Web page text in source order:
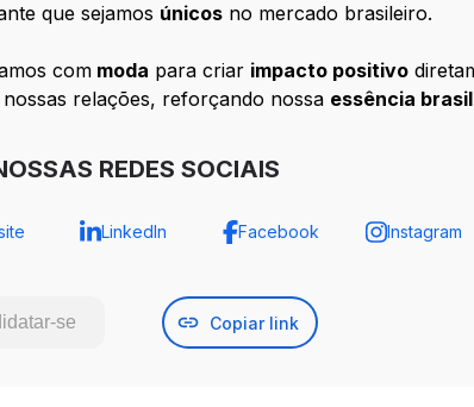
que sejamos únicos no mercado brasileiro.
com moda para criar impacto positivo
relações, reforçando nossa essência
REDES SOCIAIS
LinkedIn Facebook Instagram
se Copiar link